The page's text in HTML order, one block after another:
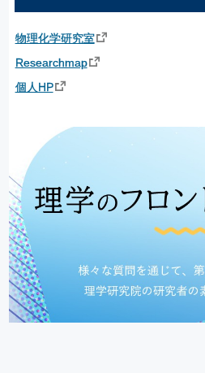
物理化学研究室
Researchmap
個人HP